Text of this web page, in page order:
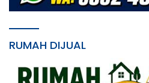
RUMAH DIJUAL